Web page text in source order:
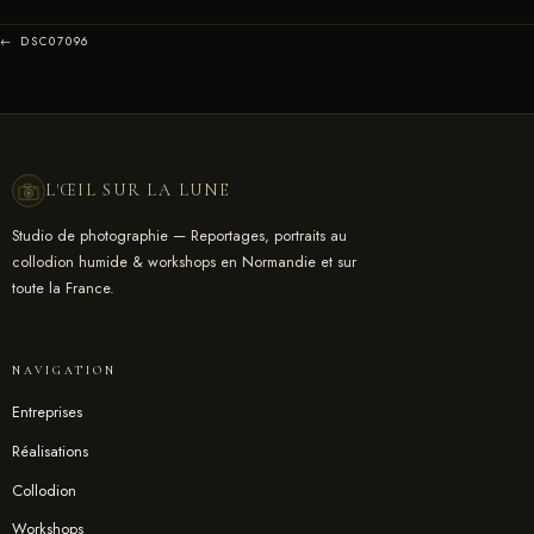
← DSC07096
L'ŒIL SUR LA LUNE
Studio de photographie — Reportages, portraits au
collodion humide & workshops en Normandie et sur
toute la France.
NAVIGATION
Entreprises
Réalisations
Collodion
Workshops